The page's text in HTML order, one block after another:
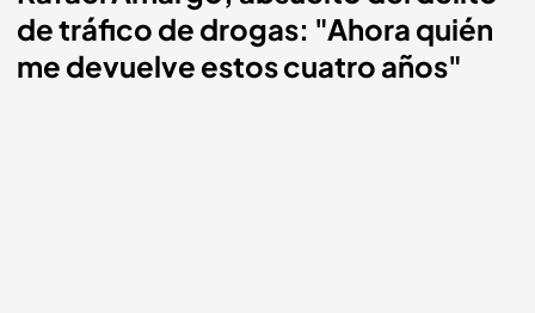
de tráfico de drogas: "Ahora quién
me devuelve estos cuatro años"